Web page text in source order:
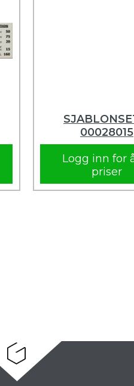
00028015
Logg inn for
priser